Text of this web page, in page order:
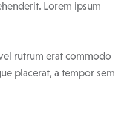
Lorem ipsum
rutrum erat commodo
placerat, a tempor sem